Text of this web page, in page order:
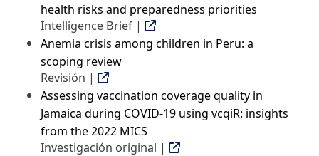
health risks and preparedness priorities
Intelligence Brief |
Anemia crisis among children in Peru: a
scoping review
Revisión |
Assessing vaccination coverage quality in
Jamaica during COVID-19 using vcqiR: insights
from the 2022 MICS
Investigación original |